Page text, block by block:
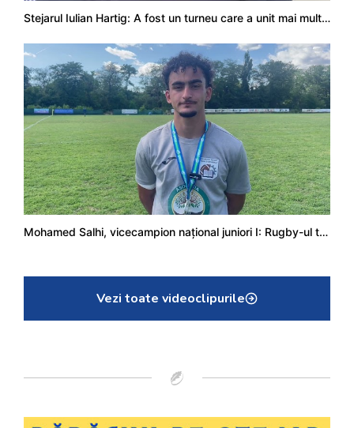
Stejarul Iulian Hartig: A fost un turneu care a unit mai mult echipa
Mohamed Salhi, vicecampion național juniori I: Rugby-ul te învață să accepți și înfrângerile
Vezi toate videoclipurile